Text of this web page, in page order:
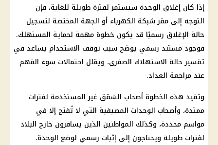
إذا كان إغلاق الوحدة سيستمر لفترة طويلة للغاية، فإن
التوجه إلى مقر شبكة الكهرباء أو الجهة المختصة لتسجيل
حالة الإغلاق رسميًا قد يكون خطوة مهمة لحماية المستهلك.
فوجود مستند رسمي يوضح سبب توقف الاستخدام يساعد في
تفسير حالة الاستهلاك الصفري، ويقلل احتمالات سوء الفهم
عند مراجعة العداد.
وتفيد هذه الخطوة أصحاب الشقق غير المستخدمة لفترات
ممتدة، وأصحاب الوحدات المصيفية التي لا تُفتح إلا في
مواسم محددة، وكذلك المواطنين الذين يسافرون خارج البلاد
لفترات طويلة ويحتاجون إلى إثبات رسمي لوضع الوحدة.